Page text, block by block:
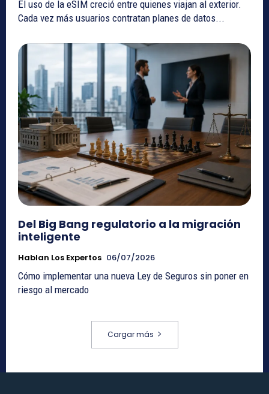
El uso de la eSIM creció entre quienes viajan al exterior.
Cada vez más usuarios contratan planes de datos...
Del Big Bang regulatorio a la migración
inteligente
Hablan Los Expertos 06/07/2026
Cómo implementar una nueva Ley de Seguros sin poner en
riesgo al mercado
Cargar más